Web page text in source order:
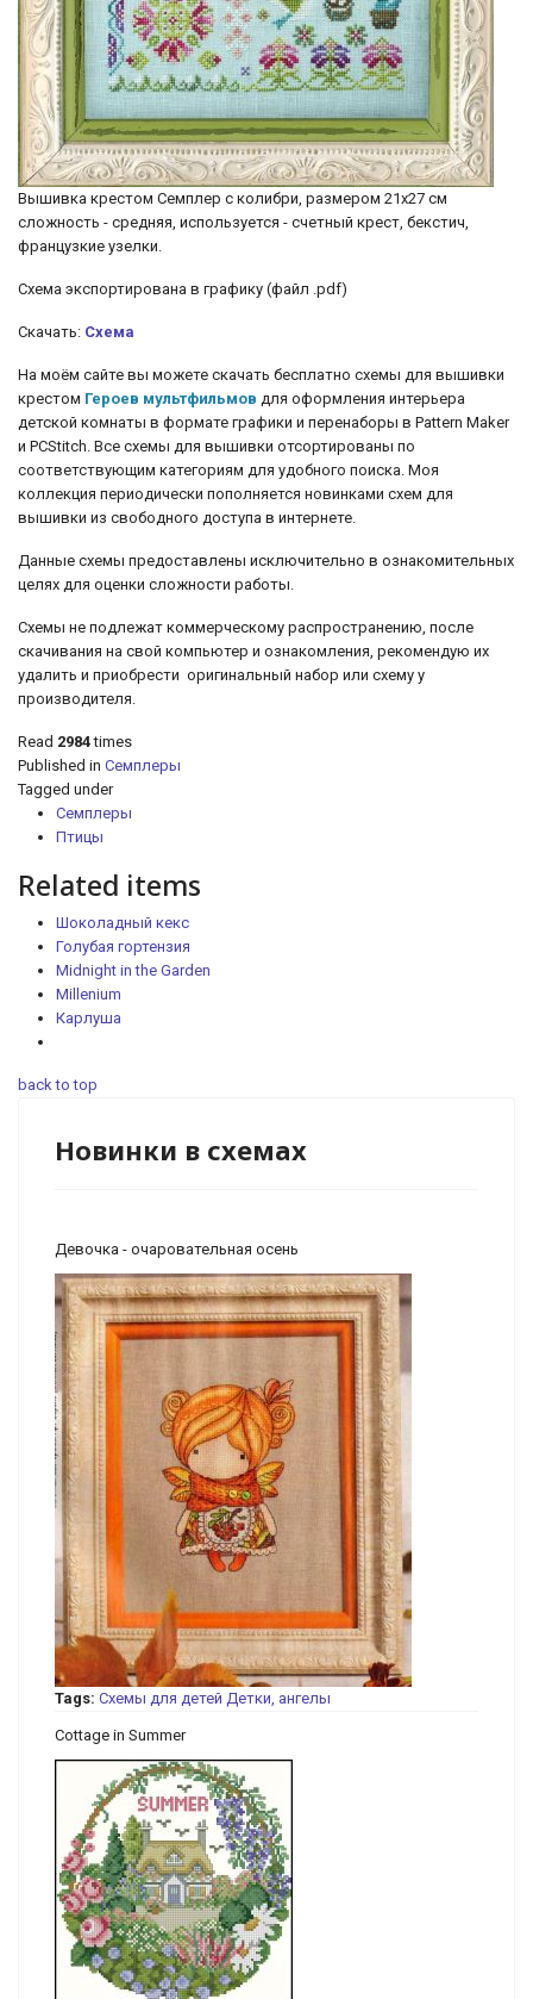
Вышивка крестом Семплер с колибри, размером 21х27 см
сложность - средняя, используется - счетный крест, бекстич,
французкие узелки.
Схема экспортирована в графику (файл .pdf)
Скачать: Схема
На моём сайте вы можете скачать бесплатно схемы для вышивки
крестом Героев мультфильмов для оформления интерьера
детской комнаты в формате графики и перенаборы в Pattern Maker
и PCStitch. Все схемы для вышивки отсортированы по
соответствующим категориям для удобного поиска. Моя
коллекция периодически пополняется новинками схем для
вышивки из свободного доступа в интернете.
Данные схемы предоставлены исключительно в ознакомительных
целях для оценки сложности работы.
Схемы не подлежат коммерческому распространению, после
скачивания на свой компьютер и ознакомления, рекомендую их
удалить и приобрести оригинальный набор или схему у
производителя.
Read 2984times
Published in Семплеры
Tagged under
Семплеры
Птицы
Related items
Шоколадный кекс
Голубая гортензия
Midnight in the Garden
Millenium
Карлуша
back to top
Новинки в схемах
Девочка - очаровательная осень
Tags: Схемы для детей Детки, ангелы
Cottage in Summer